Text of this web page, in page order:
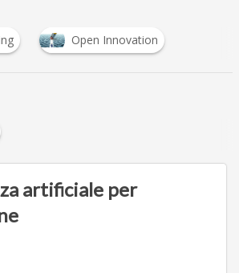
Open Innovation
artificiale per